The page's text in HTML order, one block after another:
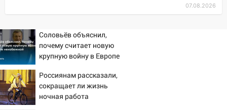
В Госдуме предложили отменить
11:25
В Ульяновске ИИ будет выявлять
нарушителей на контейнерных
площадках
11:20
Ульяновская шахматистка
Валерия Клейменова выиграла два
золота в составе сборной мира
07.08.2026
Соловьёв объяснил,
почему считает новую
крупную войну в Европе
Россиянам рассказали,
сокращает ли жизнь
ночная работа